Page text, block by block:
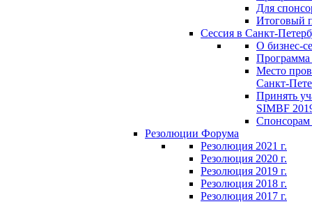
Для
Итоговый
Сессия в Санкт-
О бизнес-
Программа
Место
Санкт-
Принять
SIMBF
Спонсорам
Резолюции Форума
Резолюция 2021 г.
Резолюция 2020 г.
Резолюция 2019 г.
Резолюция 2018 г.
Резолюция 2017 г.